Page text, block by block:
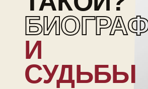
И
СУДЬБЫ